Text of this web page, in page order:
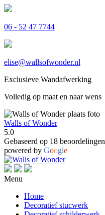
06 - 52 47 7744
elise@wallsofwonder.nl
Exclusieve Wandafwerking
Volledig op maat en naar wens
Walls of Wonder
5.0
Gebaseerd op 18 beoordelingen
powered by Google
Menu
Home
Decoratief stucwerk